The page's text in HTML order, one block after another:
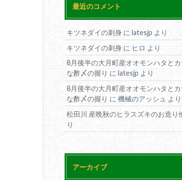
最近のコメント
キツネダイの刺身 にlatesjp より
キツネダイの刺身 に ヒロ より
8月後半の大月町産オオモンハタと
な酢〆の握り にlatesjp より
8月後半の大月町産オオモンハタと
な酢〆の握り に機械のアッシュ より
松田川 産晩秋のヒラスズキのお造り
り
アーカイブ